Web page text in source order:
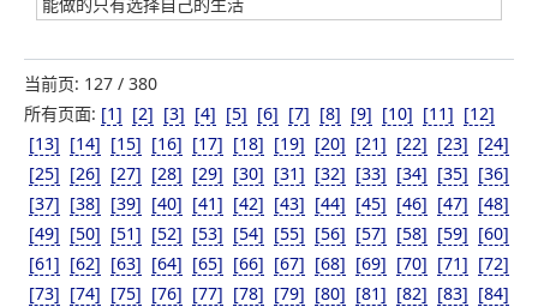
当前页: 127 / 380
所有页面: [1] [2] [3] [4] [5] [6] [7] [8] [9] [10] [11] [12]
[13] [14] [15] [16] [17] [18] [19] [20] [21] [22] [23] [24]
[25] [26] [27] [28] [29] [30] [31] [32] [33] [34] [35] [36]
[37] [38] [39] [40] [41] [42] [43] [44] [45] [46] [47] [48]
[49] [50] [51] [52] [53] [54] [55] [56] [57] [58] [59] [60]
[61] [62] [63] [64] [65] [66] [67] [68] [69] [70] [71] [72]
[73] [74] [75] [76] [77] [78] [79] [80] [81] [82] [83] [84]